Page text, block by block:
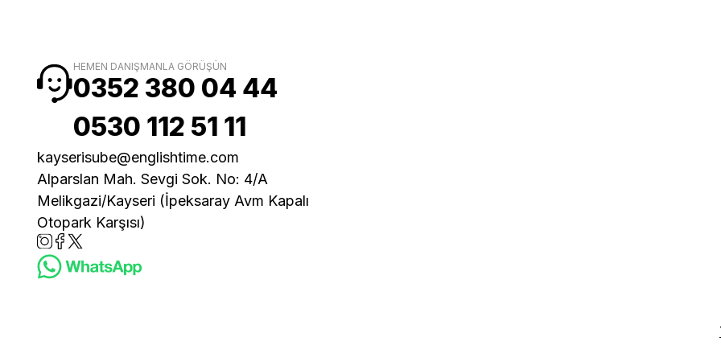
HEMEN DANIŞMANLA GÖRÜŞÜN
0352 380 04 44
0530 112 51 11
kayserisube@englishtime.com
Alparslan Mah. Sevgi Sok. No: 4/A
Melikgazi/Kayseri (İpeksaray Avm Kapalı
Otopark Karşısı)